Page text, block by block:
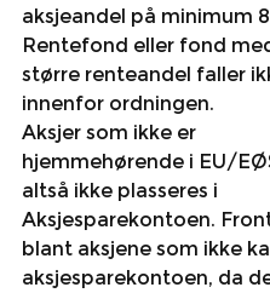
aksjeandel på minimum
Rentefond eller fond
større renteandel faller
innenfor ordningen.
Aksjer som ikke er
hjemmehørende i EU/
altså ikke plasseres i
Aksjesparekontoen.
blant aksjene som ikke
aksjesparekontoen, da